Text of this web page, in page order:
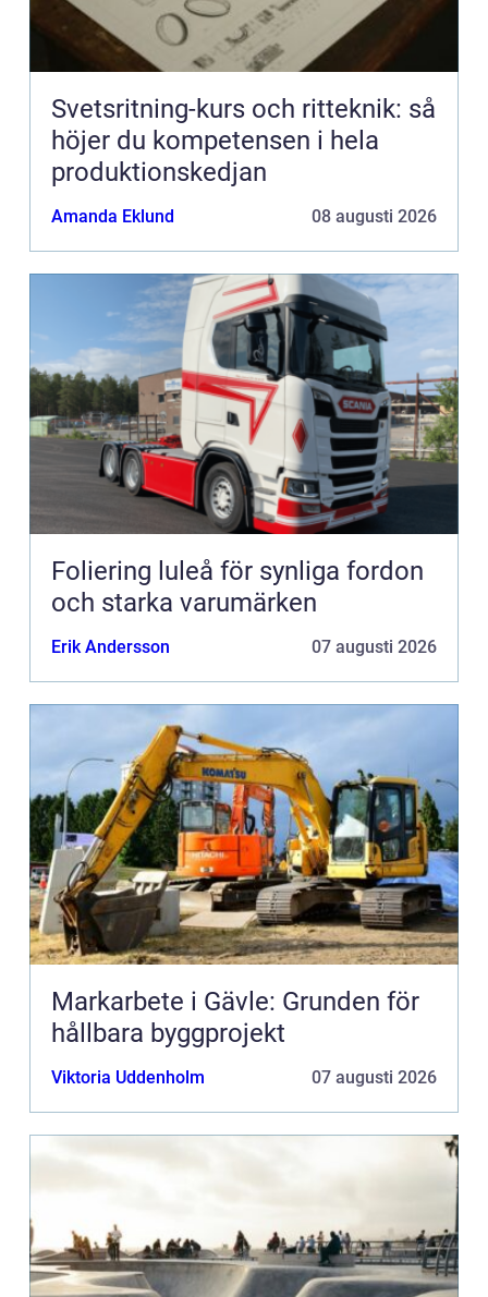
Svetsritning-kurs och ritteknik: så
höjer du kompetensen i hela
produktionskedjan
Amanda Eklund 08 augusti 2026
Foliering luleå för synliga fordon
och starka varumärken
Erik Andersson 07 augusti 2026
Markarbete i Gävle: Grunden för
hållbara byggprojekt
Viktoria Uddenholm 07 augusti 2026